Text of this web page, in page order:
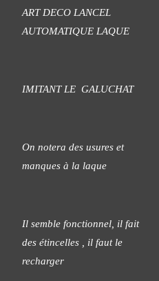
ART DECO LANCEL
AUTOMATIQUE LAQUE
IMITANT LE GALUCHAT
On notera des usures et
manques à la laque
Il semble fonctionnel, il fait
des étincelles , il faut le
recharger